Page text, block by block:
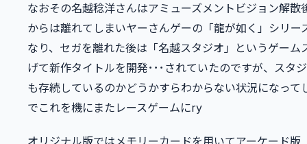
なおその名越稔洋さんはアミューズメントビジョン解散
からは離れてしまいヤーさんゲーの「龍が如く」シリー
なり、セガを離れた後は「名越スタジオ」というゲーム
げて新作タイトルを開発･･･されていたのですが、スタ
も存続しているのかどうかすらわからない状況になって
でこれを機にまたレースゲームにry
オリジナル版ではメモリーカードを用いてアーケード版